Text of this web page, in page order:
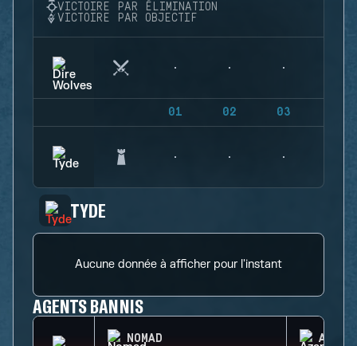
VICTOIRE PAR ÉLIMINATION
VICTOIRE PAR OBJECTIF
01 02 03
TYDE
Aucune donnée à afficher pour l'instant
AGENTS BANNIS
NOMAD AZAMI